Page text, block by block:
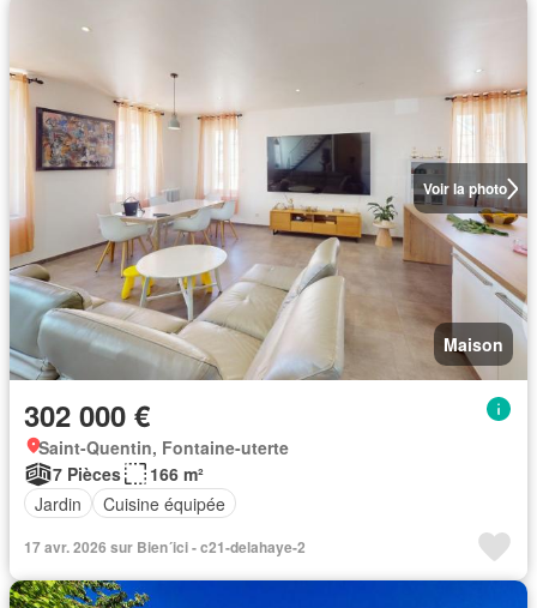
Voir la photo
Maison
302 000 €
Saint-Quentin, Fontaine-uterte
7 Pièces
166 m²
Jardin
Cuisine équipée
17 avr. 2026 sur Bien´ici - c21-delahaye-2